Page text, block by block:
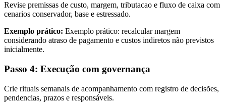
Revise premissas de custo, margem, tributacao e fluxo de caixa com
cenarios conservador, base e estressado.
Exemplo prático: Exemplo prático: recalcular margem
considerando atraso de pagamento e custos indiretos não previstos
inicialmente.
Passo 4: Execução com governança
Crie rituais semanais de acompanhamento com registro de decisões,
pendencias, prazos e responsáveis.